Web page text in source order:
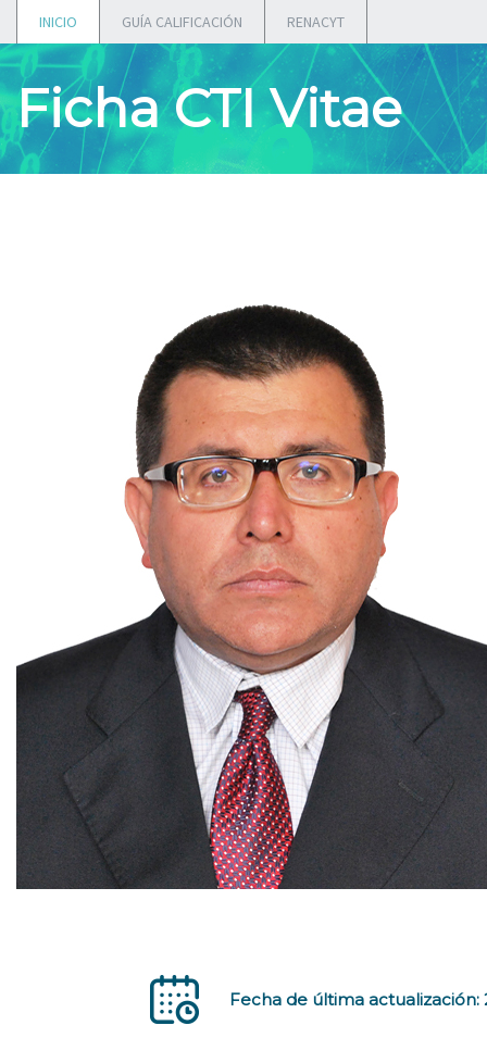
INICIO GUÍA CALIFICACIÓN RENACYT
Ficha CTI Vitae
Fecha de última actualización: